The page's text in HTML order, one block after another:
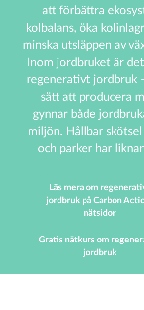
att förbättra
kolbalans, öka
minska utsläppen av
Inom jordbruket är
regenerativt jordbruk
sätt att producera
gynnar både
miljön. Hållbar skötsel
och parker har
Läs mera om
jordbruk på Carbon
nätsidor
Gratis nätkurs om
jordbruk